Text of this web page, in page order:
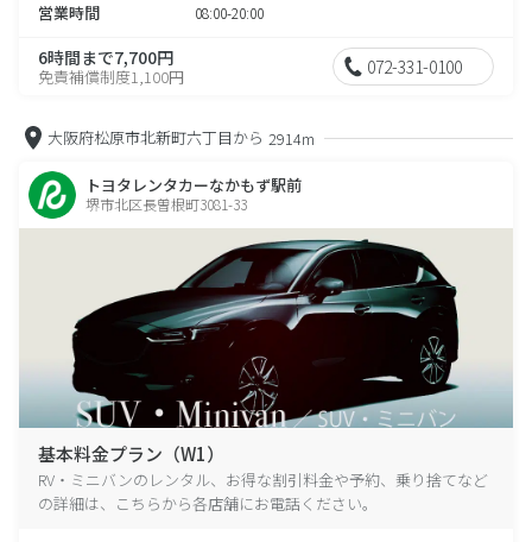
営業時間 08:00-20:00
6時間まで7,700円
免責補償制度1,100円 072-331-0100
大阪府松原市北新町六丁目から 2914m
トヨタレンタカーなかもず駅前
堺市北区長曽根町3081-33
基本料金プラン（W1）
RV・ミニバンのレンタル、お得な割引料金や予約、乗り捨てなど
の詳細は、こちらから各店舗にお電話ください。